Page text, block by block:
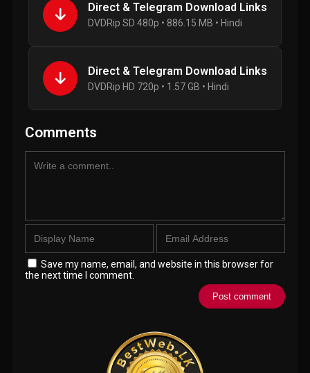
Direct & Telegram Download Links
DVDRip SD 480p • 886.15 MB • Hindi
Direct & Telegram Download Links
DVDRip HD 720p • 1.57 GB • Hindi
Comments
Save my name, email, and website in this browser for
the next time I comment.